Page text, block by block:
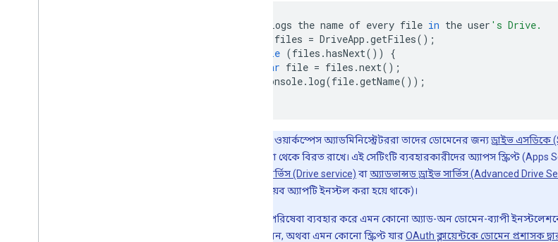
Logs the name of every file in the user 's Drive.
files = DriveApp .getFiles();
while (files .hasNext())
{
var file = files .next();
console. log(file.getName());
গুগল ওয়ার্কস্পেস অ্যাডমিনিস্ট্রেটররা তাদের ডোমেনের জন্যড্রাইভ এসডিকে
এবং ব্যবহার করা থেকে বিরত রাখে। এই সেটিংটি ব্যবহারকারীদের অ্যাপস স্ক্রিপ্ট
ড্রাইভ সার্ভিস (Drive service) বাঅ্যাডভান্সড ড্রাইভ সার্ভিস (Advanced Drive
অ্যাড-অন বা ওয়েব অ্যাপটি ইনস্টল করা হয়ে থাকে)।
তবে, যদি Drive পরিষেবা ব্যবহার করে এমন কোনো অ্যাড-অন ডোমেন-ব্যাপী
এটি ইনস্টল করেন, অথবা এমন কোনো স্ক্রিপ্ট যারOAuth ক্লায়েন্টকে ডোমেন প্রশাসক